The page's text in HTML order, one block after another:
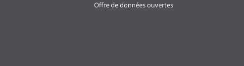
Offre de données ouvertes